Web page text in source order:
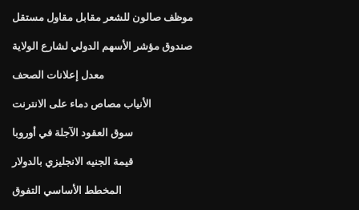
موظف صالون للشعر مقابل مقاول مستقل
صندوق مؤشر الأسهم الدولي لشارع الولاية
معدل إعلانات الصحف
الأنياب مصاص دماء على الانترنت
سوق العقود الآجلة في أوروبا
قيمة الجنيه الانجليزي بالدولار
المخطط الأساسي التفوق